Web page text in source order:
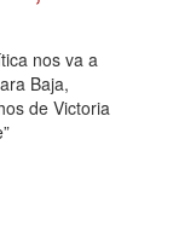
nos va a
Baja,
de Victoria